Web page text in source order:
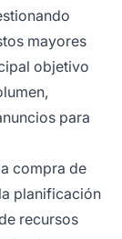
mayores
objetivo
para
compra de
planificación
recursos